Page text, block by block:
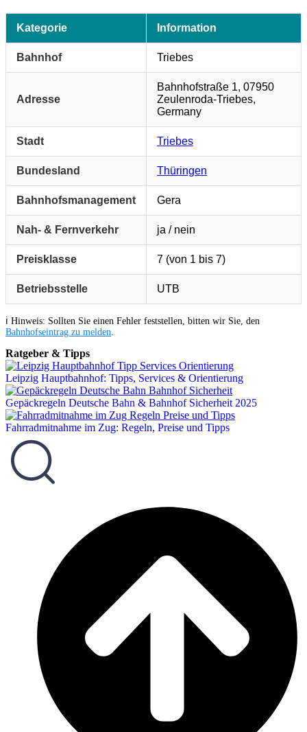
Kategorie Information
Bahnhof Triebes
Adresse
Bahnhofstraße 1, 07950
Zeulenroda-Triebes,
Germany
Stadt Triebes
Bundesland Thüringen
Bahnhofsmanagement Gera
Nah- & Fernverkehr ja / nein
Preisklasse 7 (von 1 bis 7)
Betriebsstelle UTB
ℹ️ Hinweis: Sollten Sie einen Fehler feststellen, bitten wir Sie, den
Bahnhofseintrag zu melden
Ratgeber & Tipps
Leipzig Hauptbahnhof: Tipps, Services & Orientierung
Gepäckregeln Deutsche Bahn & Bahnhof Sicherheit 2025
Fahrradmitnahme im Zug: Regeln, Preise und Tipps